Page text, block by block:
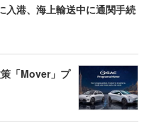
入港、海上輸送中に通関手続
「Mover」プ